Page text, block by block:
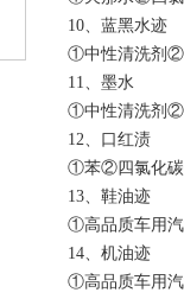
10、蓝黑水迹
①中性清洗剂
11、墨水
①中性清洗剂②
12、口红渍
①苯②四氯化
13、鞋油迹
①高品质车用
14、机油迹
①高品质车用